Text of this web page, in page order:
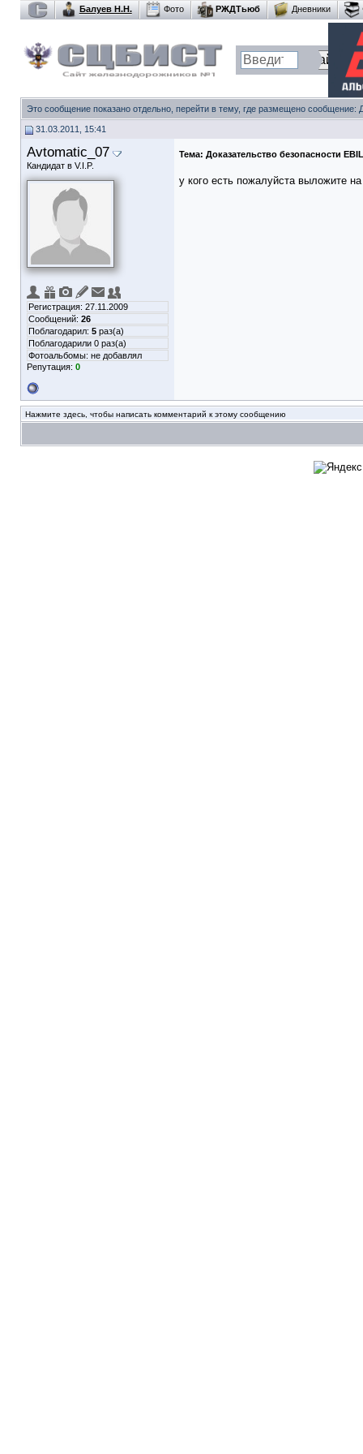
Балуев Н.Н. Фото РЖДТьюб Дневники
Это сообщение показано отдельно, перейти в тему, где размещено сообщение:
31.03.2011, 15:41
Avtomatic_07
Кандидат в V.I.P.
Регистрация: 27.11.2009
Сообщений: 26
Поблагодарил: 5 раз(а)
Поблагодарили 0 раз(а)
Фотоальбомы: не добавлял
Репутация: 0
Тема: Доказательство безопасности
у кого есть пожалуйста выложите
Нажмите здесь, чтобы написать комментарий к этому сообщению